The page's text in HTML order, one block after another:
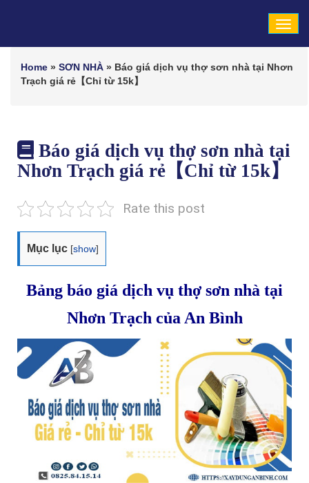
Home » SƠN NHÀ » Báo giá dịch vụ thợ sơn nhà tại Nhơn
Trạch giá rẻ【Chỉ từ 15k】
Báo giá dịch vụ thợ sơn nhà tại
Nhơn Trạch giá rẻ【Chỉ từ 15k】
Rate this post
Mục lục [show]
Bảng báo giá dịch vụ thợ sơn nhà tại
Nhơn Trạch của An Bình